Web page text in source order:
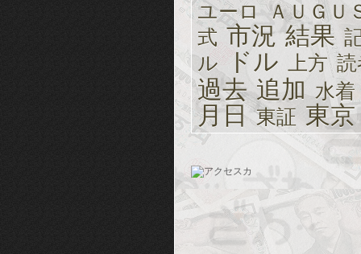
ユーロ ＡＵＧＵ
式 市況 結果
ル
ドル 上方
過去 追加 水着
月日 東証 東京